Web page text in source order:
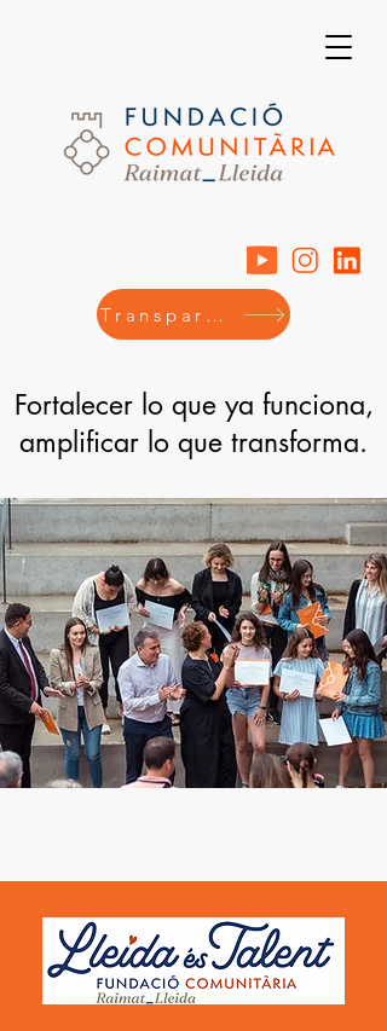
Transparencia
Fortalecer lo que ya funciona,
amplificar lo que transforma.